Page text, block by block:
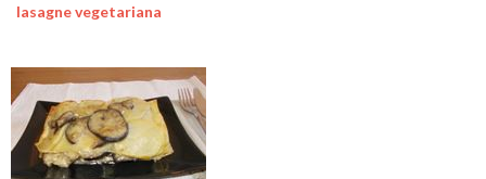
lasagne vegetariana